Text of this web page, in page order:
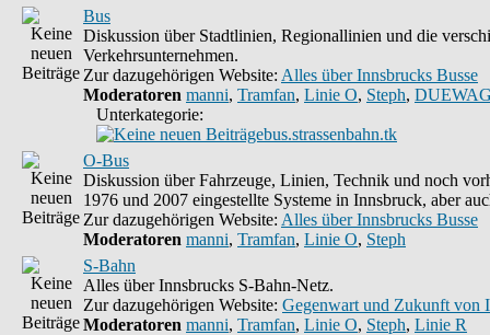
Bus
Diskussion über Stadtlinien, Regionallinien und die
Verkehrsunternehmen.
Zur dazugehörigen Website: Alles über Innsbrucks Busse
Moderatoren manni, Tramfan, Linie O, Steph,
Unterkategorie:
bus.strassenbahn.tk
O-Bus
Diskussion über Fahrzeuge, Linien, Technik und noch
1976 und 2007 eingestellte Systeme in Innsbruck, aber
Zur dazugehörigen Website: Alles über Innsbrucks Busse
Moderatoren manni, Tramfan, Linie O, Steph
S-Bahn
Alles über Innsbrucks S-Bahn-Netz.
Zur dazugehörigen Website: Gegenwart und Zukunft von
Moderatoren manni, Tramfan, Linie O, Steph, Linie R